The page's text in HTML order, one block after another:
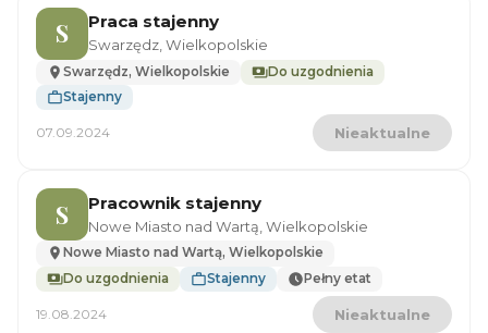
S Praca stajenny
Swarzędz, Wielkopolskie
Swarzędz, Wielkopolskie
Do uzgodnienia
Stajenny
07.09.2024 Nieaktualne
S Pracownik stajenny
Nowe Miasto nad Wartą, Wielkopolskie
Nowe Miasto nad Wartą, Wielkopolskie
Do uzgodnienia
Stajenny Pełny etat
19.08.2024 Nieaktualne